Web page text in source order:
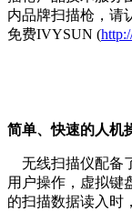
内品牌扫描枪，
免费IVYSUN (
简单、快速的人机
无线扫描仪配备了
用户操作，虚拟
的扫描数据读入时